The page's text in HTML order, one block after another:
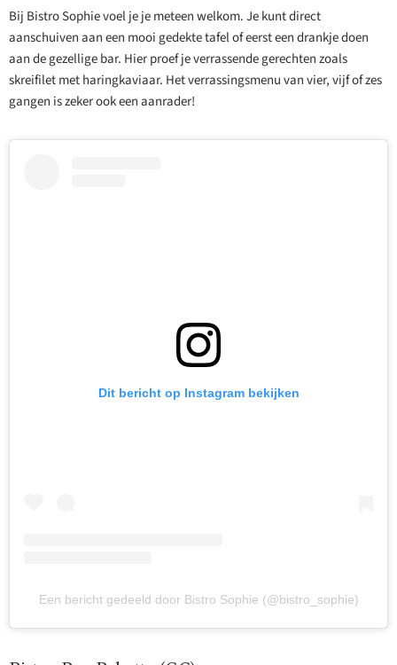
Bij Bistro Sophie voel je je meteen welkom. Je kunt direct
aanschuiven aan een mooi gedekte tafel of eerst een drankje doen
aan de gezellige bar. Hier proef je verrassende gerechten zoals
skreifilet met haringkaviaar. Het verrassingsmenu van vier, vijf of zes
gangen is zeker ook een aanrader!
Dit bericht op Instagram bekijken
Een bericht gedeeld door Bistro Sophie (@bistro_sophie)